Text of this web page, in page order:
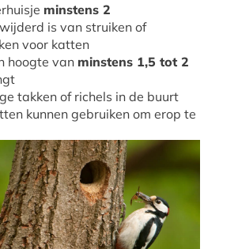
minstens 2
is van struiken of
voor katten
hoogte van minstens 1,5 tot 2
takken of richels in de buurt
kunnen gebruiken om erop te